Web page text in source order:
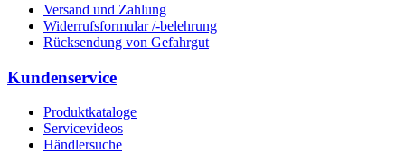
Versand und Zahlung
Widerrufsformular /-belehrung
Rücksendung von Gefahrgut
Kundenservice
Produktkataloge
Servicevideos
Händlersuche